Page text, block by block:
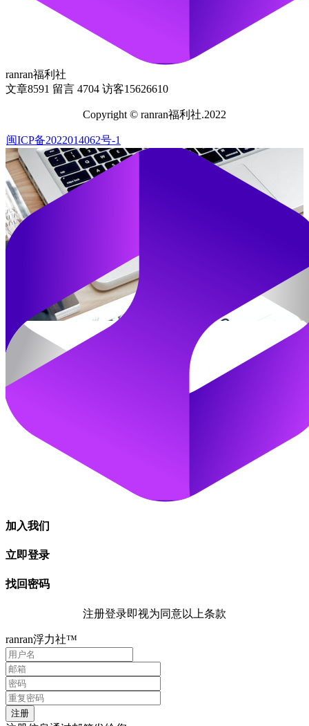
ranran福利社
文章8591 留言 4704 访客15626610
Copyright © ranran福利社.2022
加入我们
立即登录
找回密码